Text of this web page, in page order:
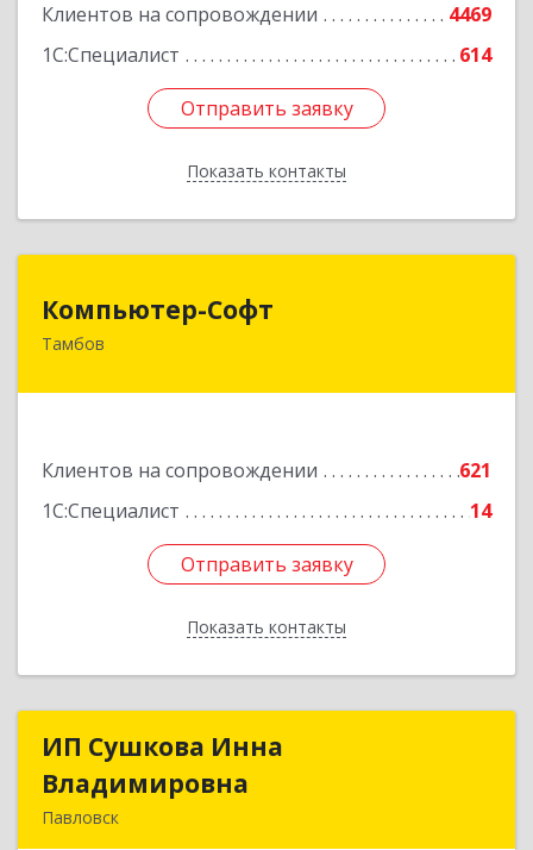
Клиентов на сопровождении
4469
1С:Специалист
614
Отправить заявку
Показать контакты
Отправить заявку
Назад
Компьютер-Софт
Тамбов
Клиентов на сопровождении
621
1С:Специалист
14
Отправить заявку
Показать контакты
392000, Тамбовская обл, Тамбов г, Советская
Отправить заявку
Назад
ИП Сушкова Инна
Владимировна
Павловск
ИП Сушкова Инна